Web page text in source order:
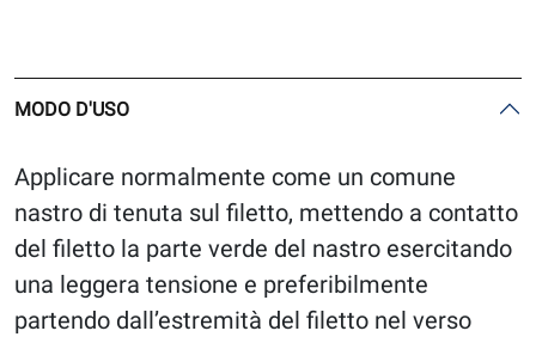
MODO D'USO
Applicare normalmente come un comune
nastro di tenuta sul filetto, mettendo a contatto
del filetto la parte verde del nastro esercitando
una leggera tensione e preferibilmente
partendo dall’estremità del filetto nel verso